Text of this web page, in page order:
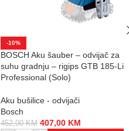
-10%
BOSCH Aku šauber – odvijač za
suhu gradnju – rigips GTB 185-Li
Professional (Solo)
Aku bušilice - odvijači
Bosch
452,00KM 407,00 KM